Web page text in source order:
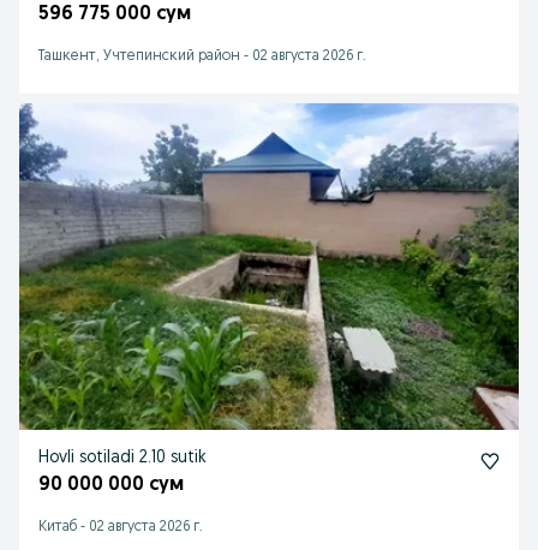
596 775 000 сум
Ташкент, Учтепинский район - 02 августа 2026 г.
Hovli sotiladi 2.10 sutik
90 000 000 сум
Китаб - 02 августа 2026 г.